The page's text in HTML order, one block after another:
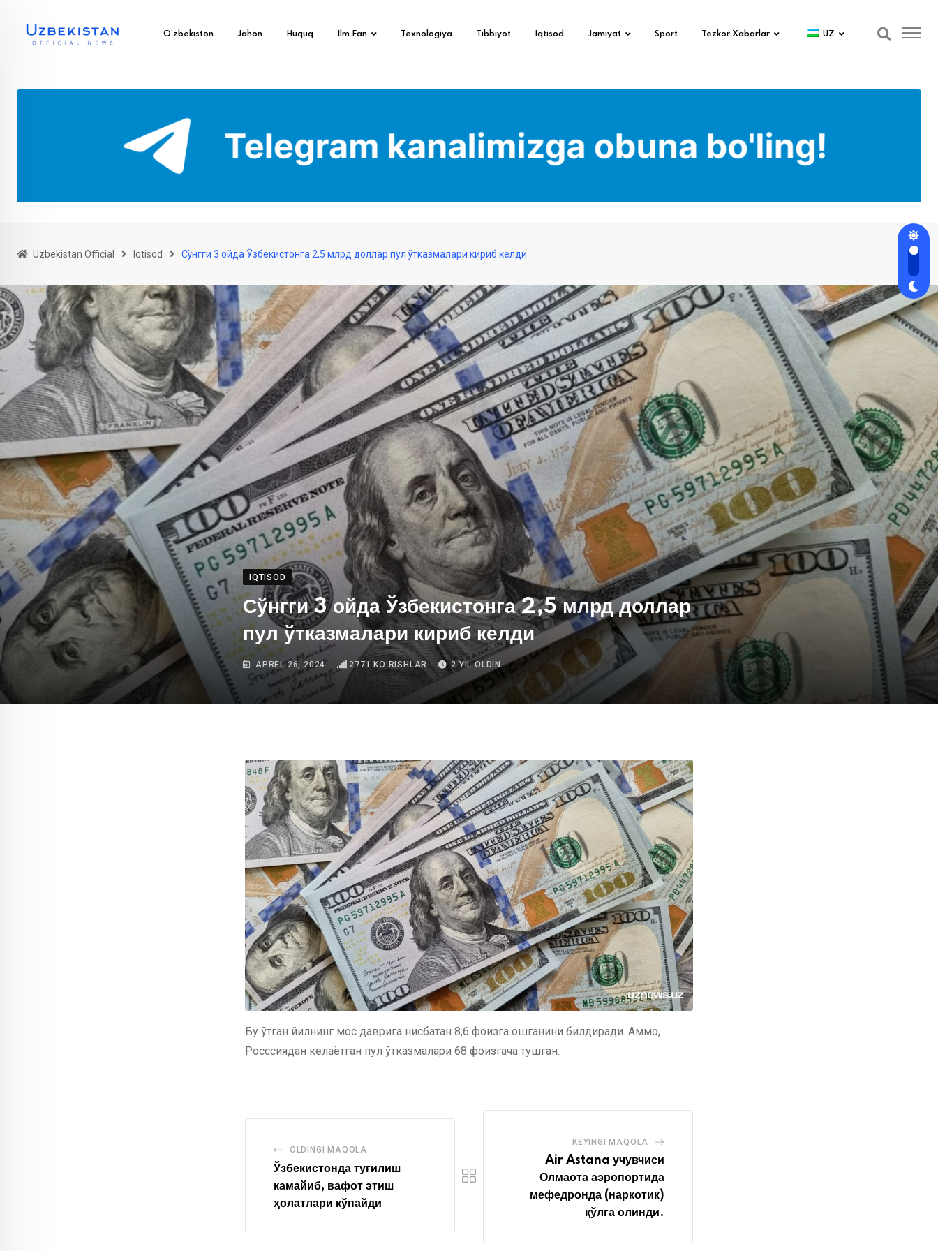
O’zbekiston Jahon Huquq Ilm Fan Texnologiya Tibbiyot Iqtisod Jamiyat Sport Tezkor Xabarlar UZ
Uzbekistan Official Iqtisod Сўнгги 3 ойда Ўзбекистонга 2,5 млрд доллар пул ўтказмалари кириб келди
IQTISOD
Сўнгги 3 ойда Ўзбекистонга 2,5 млрд доллар
пул ўтказмалари кириб келди
APREL 26, 2024 2771 KOʻRISHLAR 2 YIL OLDIN
Бу ўтган йилнинг мос даврига нисбатан 8,6 фоизга ошганини билдиради. Аммо,
Росссиядан келаётган пул ўтказмалари 68 фоизгача тушган.
OLDINGI MAQOLA
Ўзбекистонда туғилиш
камайиб, вафот этиш
ҳолатлари кўпайди
KEYINGI MAQOLA
Air Astana учувчиси
Олмаота аэропортида
мефедронда (наркотик)
қўлга олинди.